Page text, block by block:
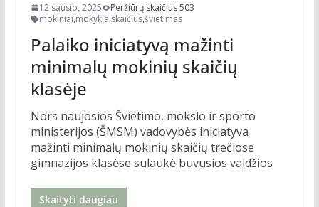
12 sausio, 2025
Peržiūrų skaičius 503
mokiniai,mokykla,skaičius,švietimas
Palaiko iniciatyvą mažinti
minimalų mokinių skaičių
klasėje
Nors naujosios Švietimo, mokslo ir sporto
ministerijos (ŠMSM) vadovybės iniciatyva
mažinti minimalų mokinių skaičių trečiose
gimnazijos klasėse sulaukė buvusios valdžios
Skaityti daugiau